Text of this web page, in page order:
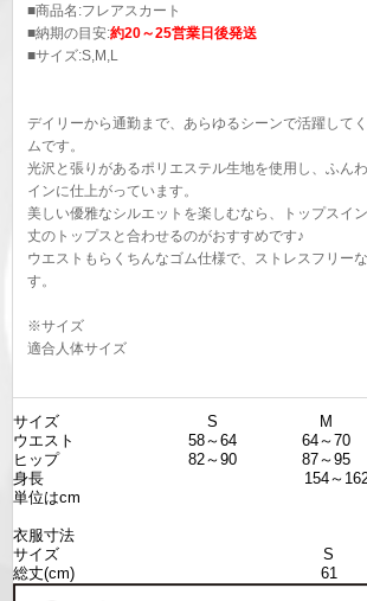
■商品名:フレアスカート
■納期の目安:約20～25営業日後発送
■サイズ:S,M,L
デイリーから通勤まで、あらゆるシーンで活躍して
ムです。
光沢と張りがあるポリエステル生地を使用し、ふん
インに仕上がっています。
美しい優雅なシルエットを楽しむなら、トップスイ
丈のトップスと合わせるのがおすすめです♪
ウエストもらくちんなゴム仕様で、ストレスフリー
す。
※サイズ
適合人体サイズ
サイズ S M
ウエスト
58～64 64～70
ヒップ
82～90 87～95
身長
154～
単位はcm
衣服寸法
サイズ
S
総丈(cm)
61